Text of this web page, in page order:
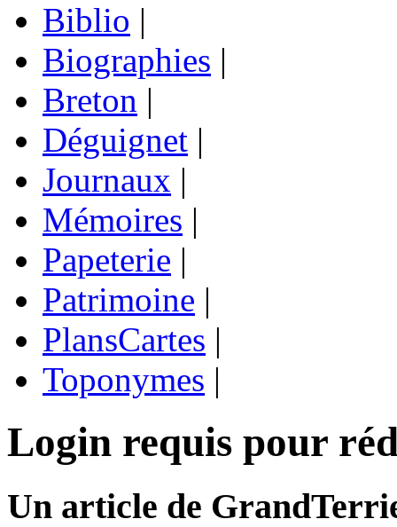
Biblio |
Biographies |
Breton |
Déguignet |
Journaux |
Mémoires |
Papeterie |
Patrimoine |
PlansCartes |
Toponymes |
Login requis pour
Un article de